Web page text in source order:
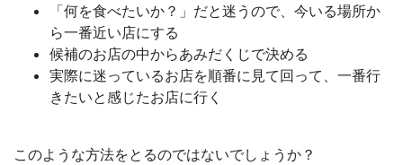
「何を食べたいか？」だと迷うので、今いる場所か
ら一番近い店にする
候補のお店の中からあみだくじで決める
実際に迷っているお店を順番に見て回って、一番行
きたいと感じたお店に行く
このような方法をとるのではないでしょうか？